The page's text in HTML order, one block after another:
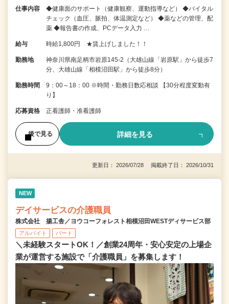
仕事内容
◆健康面のサポート（健康観察、運動指導など） ◆バイタル
チェック（血圧、脈拍、体温測定など） ◆薬などの管理、配
薬 ◆報告書の作成、PCデータ入力 …
給与 時給1,800円 ★賃上げしました！！
勤務地
神奈川県南足柄市岩原145-2（大雄山線「岩原駅」から徒歩7
分、大雄山線「相模沼田駅」から徒歩8分）
勤務時間
9：00～18：00 ※時間・勤務日数応相談 【30分程度変動有
り】
応募資格 正看護師・准看護師
後で見る 詳細を見る
更新日： 2026/07/28 掲載終了日： 2026/10/31
NEW
デイサービスの介護職員
株式会社 揚工舎／ヨウコーフォレスト相模沼田WESTディサービス部
アルバイト パート
＼未経験スタートOK！／創業24周年・安心安定の上場企
業が運営する施設で「介護職員」を募集します！